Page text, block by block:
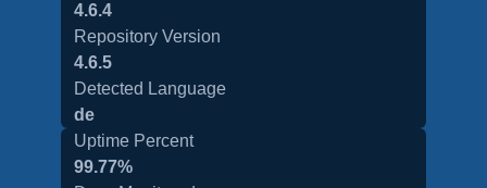
4.6.4
Repository Version
4.6.5
Detected Language
de
Uptime Percent
99.77%